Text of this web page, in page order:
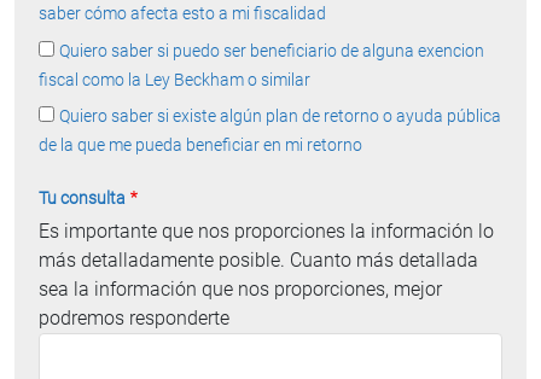
saber cómo afecta esto a mi fiscalidad
Quiero saber si puedo ser beneficiario de alguna exencion
fiscal como la Ley Beckham o similar
Quiero saber si existe algún plan de retorno o ayuda pública
de la que me pueda beneficiar en mi retorno
Tu consulta
Es importante que nos proporciones la información lo
más detalladamente posible. Cuanto más detallada
sea la información que nos proporciones, mejor
podremos responderte